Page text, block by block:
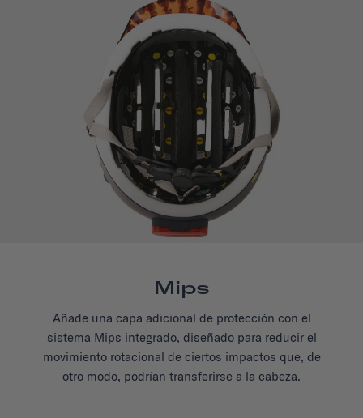
Mips
Añade una capa adicional de protección con el
sistema Mips integrado, diseñado para reducir el
movimiento rotacional de ciertos impactos que, de
otro modo, podrían transferirse a la cabeza.